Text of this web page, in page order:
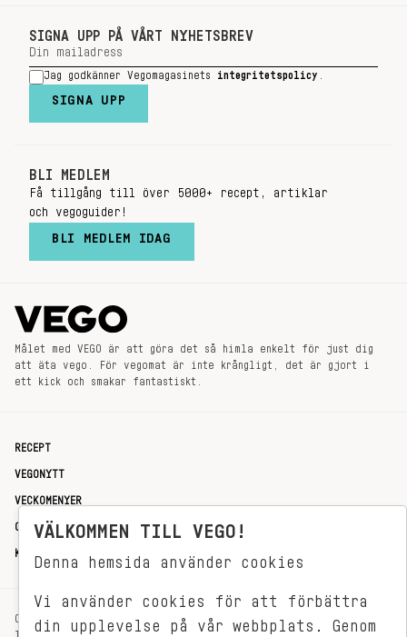
SIGNA UPP PÅ VÅRT NYHETSBREV
Jag godkänner Vegomagasinets integritetspolicy
SIGNA UPP
BLI MEDLEM
Få tillgång till över 5000+ recept, artiklar
och vegoguider!
BLI MEDLEM IDAG
Målet med VEGO är att göra det så himla enkelt för just dig
att äta vego. För vegomat är inte krångligt, det är gjort i
ett kick och smakar fantastiskt.
RECEPT
VEGONYTT
VECKOMENYER
OM OSS
KONTAKT
OXENSTIERNSGATAN 33
VÄLKOMMEN TILL VEGO!
Denna hemsida använder cookies
Vi använder cookies för att förbättra
din upplevelse på vår webbplats. Genom